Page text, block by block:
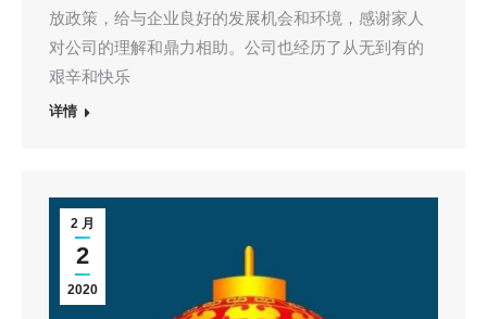
放政策，给与企业良好的发展机会和环境，感谢家人
对公司的理解和鼎力相助。公司也经历了从无到有的
艰辛和快乐
详情
2 月
2
2020